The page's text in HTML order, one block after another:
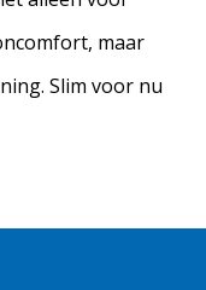
maar
Slim voor nu